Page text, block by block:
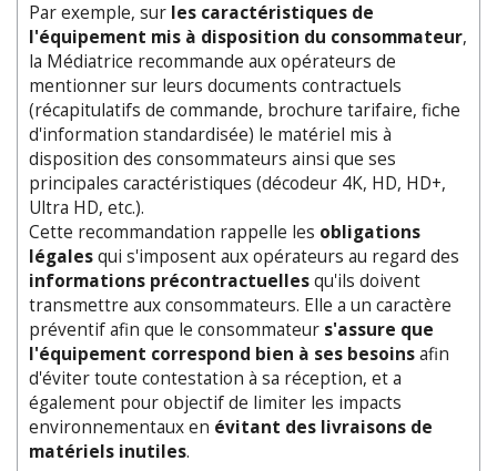
Par exemple, sur les caractéristiques de
l'équipement mis à disposition du consommateur,
la Médiatrice recommande aux opérateurs de
mentionner sur leurs documents contractuels
(récapitulatifs de commande, brochure tarifaire, fiche
d'information standardisée) le matériel mis à
disposition des consommateurs ainsi que ses
principales caractéristiques (décodeur 4K, HD, HD+,
Ultra HD, etc.).
Cette recommandation rappelle les obligations
légalesqui s'imposent aux opérateurs au regard des
informations précontractuellesqu'ils doivent
transmettre aux consommateurs. Elle a un caractère
préventif afin que le consommateur s'assure que
l'équipement correspond bien à ses besoinsafin
d'éviter toute contestation à sa réception, et a
également pour objectif de limiter les impacts
environnementaux en évitant des livraisons de
matériels inutiles.